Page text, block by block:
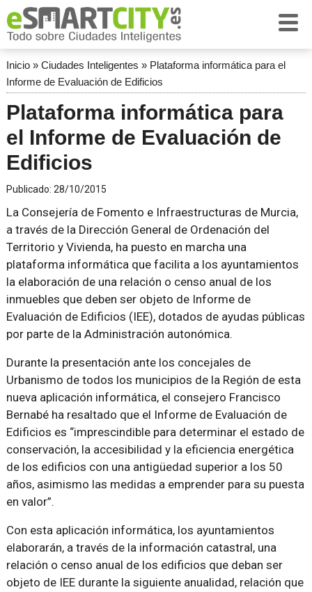
Inicio» Ciudades Inteligentes » Plataforma informática para el
Informe de Evaluación de Edificios
Plataforma informática para
el Informe de Evaluación de
Edificios
Publicado: 28/10/2015
La Consejería de Fomento e Infraestructuras de Murcia,
a través de la Dirección General de Ordenación del
Territorio y Vivienda, ha puesto en marcha una
plataforma informática que facilita a los ayuntamientos
la elaboración de una relación o censo anual de los
inmuebles que deben ser objeto de Informe de
Evaluación de Edificios (IEE), dotados de ayudas públicas
por parte de la Administración autonómica.
Durante la presentación ante los concejales de
Urbanismo de todos los municipios de la Región de esta
nueva aplicación informática, el consejero Francisco
Bernabé ha resaltado que el Informe de Evaluación de
Edificios es imprescindible para determinar el estado de
conservación, la accesibilidad y la eficiencia energética
de los edificios con una antigüedad superior a los 50
años, asimismo las medidas a emprender para su puesta
en valor .
Con esta aplicación informática, los ayuntamientos
elaborarán, a través de la información catastral, una
relación o censo anual de los edificios que deban ser
objeto de IEE durante la siguiente anualidad, relación que